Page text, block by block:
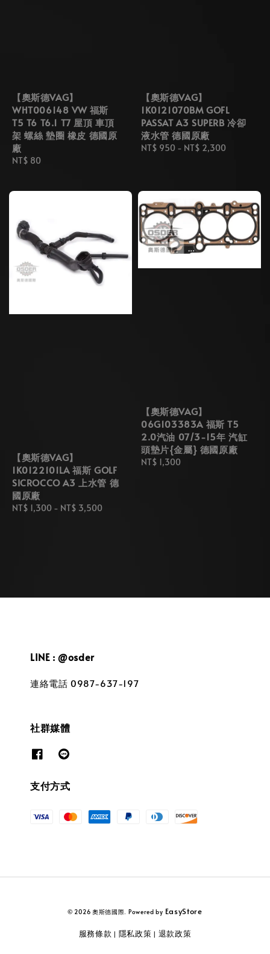
【奧斯德VAG】
WHT006148 VW 福斯
T5 T6 T6.1 T7 屋頂 車頂
架 螺絲 墊圈 橡皮 德國原
廠
Regular
NT$ 80
【奧斯德VAG】
1K0121070BM GOFL
PASSAT A3 SUPERB 冷卻
液水管 德國原廠
Regular
NT$ 950 - NT$ 2,300
【奧斯德VAG】
1K0122101LA 福斯 GOLF
SICROCCO A3 上水管 德
國原廠
Regular
NT$ 1,300 - NT$ 3,500
【奧斯德VAG】
06G103383A 福斯 T5
2.0汽油 07/3-15年 汽缸
頭墊片{金屬} 德國原廠
Regular
NT$ 1,300
LINE : @osder
連絡電話 0987-637-197
社群媒體
支付方式
© 2026 奧斯德國際. Powered by EasyStore
服務條款 | 隱私政策 | 退款政策